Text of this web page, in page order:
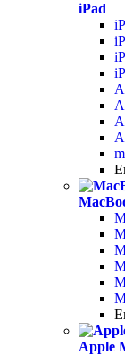
iPad
Apple